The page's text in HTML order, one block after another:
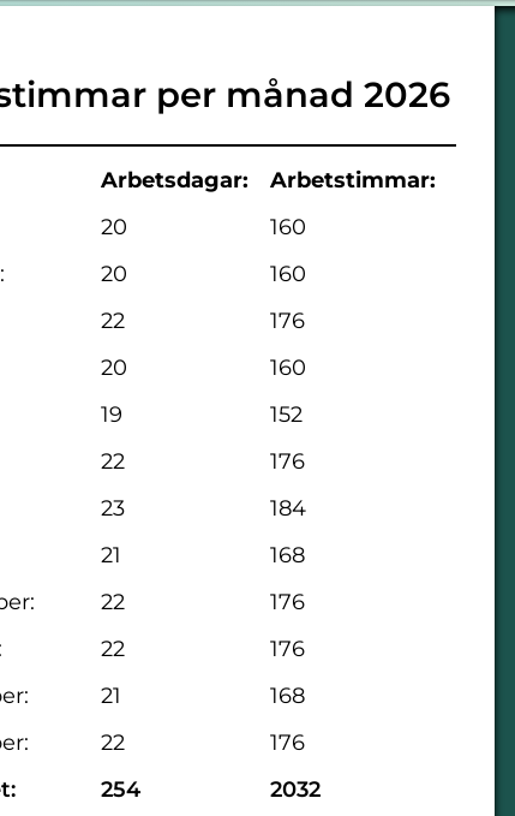
per månad 2026
Arbetsdagar:
Arbetstimmar:
20
160
20
160
22
176
20
160
19
152
22
176
23
184
21
168
22
176
22
176
21
168
22
176
254 2032